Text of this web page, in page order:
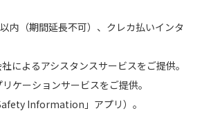
内（期間延長不可）、クレカ払いインタ
によるアシスタンスサービスをご提供。
ケーションサービスをご提供。
Information」アプリ）。